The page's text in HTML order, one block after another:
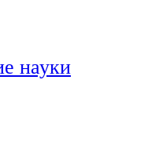
науки